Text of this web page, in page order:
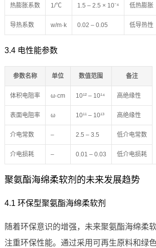
热膨胀系数 1/℃ 1.5 – 2.5 × 10⁻⁴ 低热膨胀
导热系数 w/m·k 0.02 – 0.05 低导热性
3.4 电性能参数
参数名称 单位 数值范围 备注
体积电阻率 ω·cm 10¹² – 10¹⁴ 高绝缘性
表面电阻率 ω 10¹¹ – 10¹³ 高绝缘性
介电常数 – 2.5 – 3.5 低介电常数
介电损耗 – 0.01 – 0.03 低介电损耗
聚氨酯海绵柔软剂的未来发展趋势
4.1 环保型聚氨酯海绵柔软剂
随着环保意识的增强，未来聚氨酯海绵柔
注重环保性能。通过采用可再生原料和绿